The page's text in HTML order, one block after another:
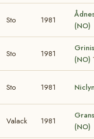
Sto 1981
(NO)
Sto 1981
(NO)
Sto 1981
Valack 1981
(NO)